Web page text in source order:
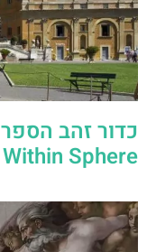
Within Sphere